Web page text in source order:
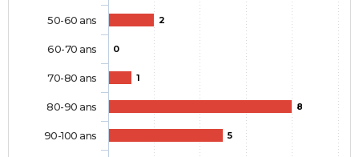
2
0
1
8
5
50-60 ans
60-70 ans
70-80 ans
80-90 ans
90-100 ans